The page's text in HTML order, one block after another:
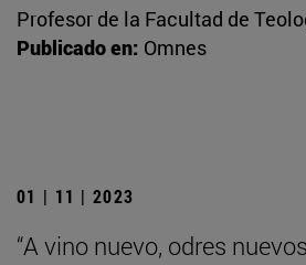
Profesor de la Facultad de
Publicado en: Omnes
01 | 11 | 2023
“A vino nuevo, odres